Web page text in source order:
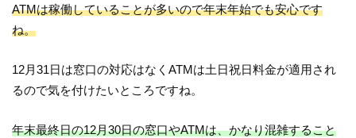
ATMは稼働していることが多いので年末年始でも安心です
ね。
12月31日は窓口の対応はなくATMは土日祝日料金が適用され
るので気を付けたいところですね。
年末最終日の12月30日の窓口やATMは、かなり混雑すること